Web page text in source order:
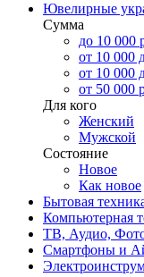
Ювелирные
Сумма
до 10 000
от 10 000
от 10 000
от 50 000
Для кого
Женский
Мужской
Состояние
Новое
Как новое
Бытовая
Компьютерная
ТВ, Аудио,
Смартфоны и